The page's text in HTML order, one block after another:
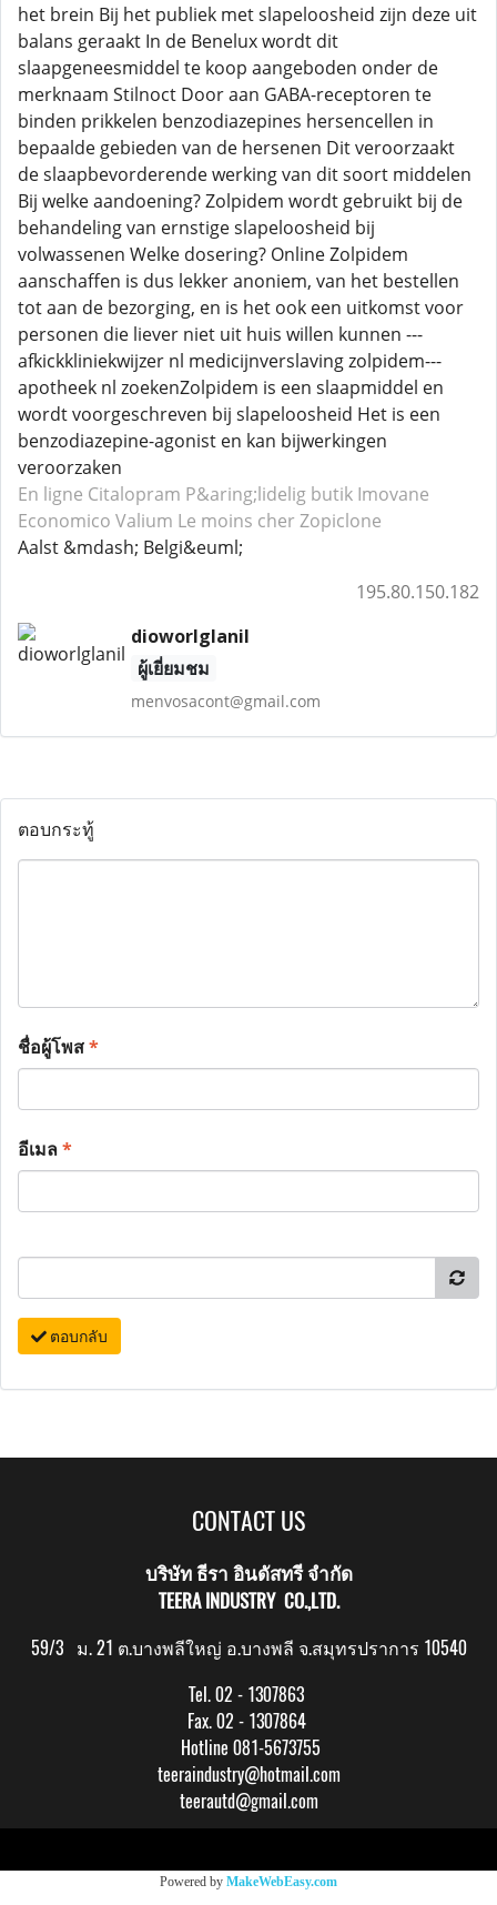
het brein Bij het publiek met slapeloosheid zijn deze uit
balans geraakt In de Benelux wordt dit
slaapgeneesmiddel te koop aangeboden onder de
merknaam Stilnoct Door aan GABA-receptoren te
binden prikkelen benzodiazepines hersencellen in
bepaalde gebieden van de hersenen Dit veroorzaakt
de slaapbevorderende werking van dit soort middelen
Bij welke aandoening? Zolpidem wordt gebruikt bij de
behandeling van ernstige slapeloosheid bij
volwassenen Welke dosering? Online Zolpidem
aanschaffen is dus lekker anoniem, van het bestellen
tot aan de bezorging, en is het ook een uitkomst voor
personen die liever niet uit huis willen kunnen ---
afkickkliniekwijzer nl medicijnverslaving zolpidem---
apotheek nl zoekenZolpidem is een slaapmiddel en
wordt voorgeschreven bij slapeloosheid Het is een
benzodiazepine-agonist en kan bijwerkingen
veroorzaken
En ligne Citalopram P&aring;lidelig butik Imovane
Economico Valium Le moins cher Zopiclone
Aalst &mdash; Belgi&euml;
195.80.150.182
dioworlglanil
ผู้เยี่ยมชม
menvosacont@gmail.com
ตอบกระทู้
ชื่อผู้โพส*
อีเมล*
ตอบกลับ
CONTACT US
บริษัท ธีรา อินดัสทรี จำกัด
TEERA INDUSTRY CO.,LTD.
59/3 ม. 21 ต.บางพลีใหญ่ อ.บางพลี จ.สมุทรปราการ 10540
Tel. 02 - 1307863
Fax. 02 - 1307864
Hotline 081-5673755
teeraindustry@hotmail.com
teerautd@gmail.com
Powered by MakeWebEasy.com